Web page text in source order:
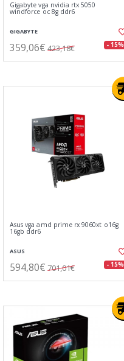
Gigabyte vga nvidia rtx 5050
windforce oc 8g ddr6
GIGABYTE
359,06€ 423,18€ - 15%
Asus vga amd prime rx 9060xt o16g
16gb ddr6
ASUS
594,80€ 701,01€ - 15%